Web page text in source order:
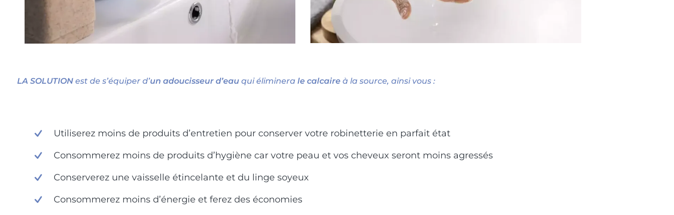
LA SOLUTION est de s’équiper d’un adoucisseur d’eau qui éliminera le calcaire à la source, ainsi vous :
Utiliserez moins de produits d’entretien pour conserver votre robinetterie en parfait état
Consommerez moins de produits d’hygiène car votre peau et vos cheveux seront moins agressés
Conserverez une vaisselle étincelante et du linge soyeux
Consommerez moins d’énergie et ferez des économies